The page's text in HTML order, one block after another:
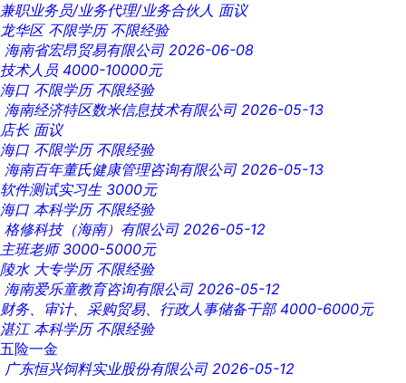
兼职业务员/业务代理/业务合伙人 面议
龙华区 不限学历 不限经验
海南省宏昂贸易有限公司 2026-06-08
技术人员 4000-10000元
海口 不限学历 不限经验
海南经济特区数米信息技术有限公司 2026-05-13
店长 面议
海口 不限学历 不限经验
海南百年董氏健康管理咨询有限公司 2026-05-13
软件测试实习生 3000元
海口 本科学历 不限经验
格修科技（海南）有限公司 2026-05-12
主班老师3000-5000元
陵水 大专学历 不限经验
海南爱乐童教育咨询有限公司 2026-05-12
财务、审计、采购贸易、行政人事储备干部 4000-6000元
湛江 本科学历 不限经验
五险一金
广东恒兴饲料实业股份有限公司 2026-05-12